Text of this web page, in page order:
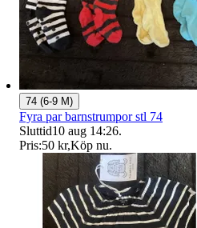
74 (6-9 M)
Fyra par barnstrumpor stl 74
Sluttid10 aug 14:26.
Pris:50 kr,Köp nu.